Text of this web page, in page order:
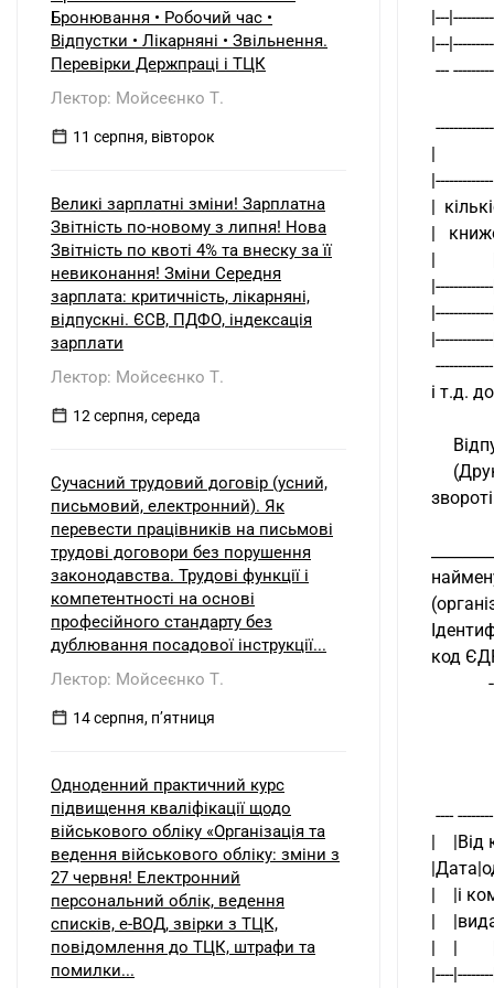
|---
|---
---
|
|
|
|
і т.д.
код
----
|    |Від
|    |і
|
|    |
|----
Бронювання • Робочий час •
Відпустки • Лікарняні • Звільнення.
Перевірки Держпраці і ТЦК
Лектор: Мойсеєнко Т.
11 серпня, вівторок
Великі зарплатні зміни! Зарплатна
Звітність по-новому з липня! Нова
Звітність по квоті 4% та внеску за її
невиконання! Зміни Середня
зарплата: критичність, лікарняні,
відпускні. ЄСВ, ПДФО, індексація
зарплати
Лектор: Мойсеєнко Т.
12 серпня, середа
Сучасний трудовий договір (усний,
письмовий, електронний). Як
перевести працівників на письмові
трудові договори без порушення
законодавства. Трудові функції і
компетентності на основі
професійного стандарту без
дублювання посадової інструкції...
Лектор: Мойсеєнко Т.
14 серпня, пʼятниця
Одноденний практичний курс
підвищення кваліфікації щодо
військового обліку «Організація та
ведення військового обліку: зміни з
27 червня! Електронний
персональний облік, ведення
списків, е-ВОД, звірки з ТЦК,
повідомлення до ТЦК, штрафи та
помилки...